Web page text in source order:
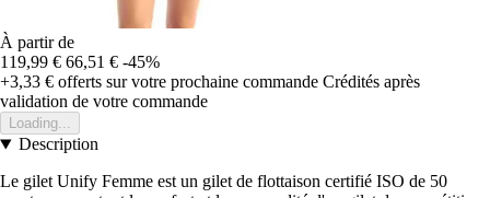
À partir de
119,99 € 66,51 € -45%
+3,33 € offerts sur votre prochaine commande Crédités après
validation de votre commande
Loading...
Description
Le gilet Unify Femme est un gilet de flottaison certifié ISO de 50